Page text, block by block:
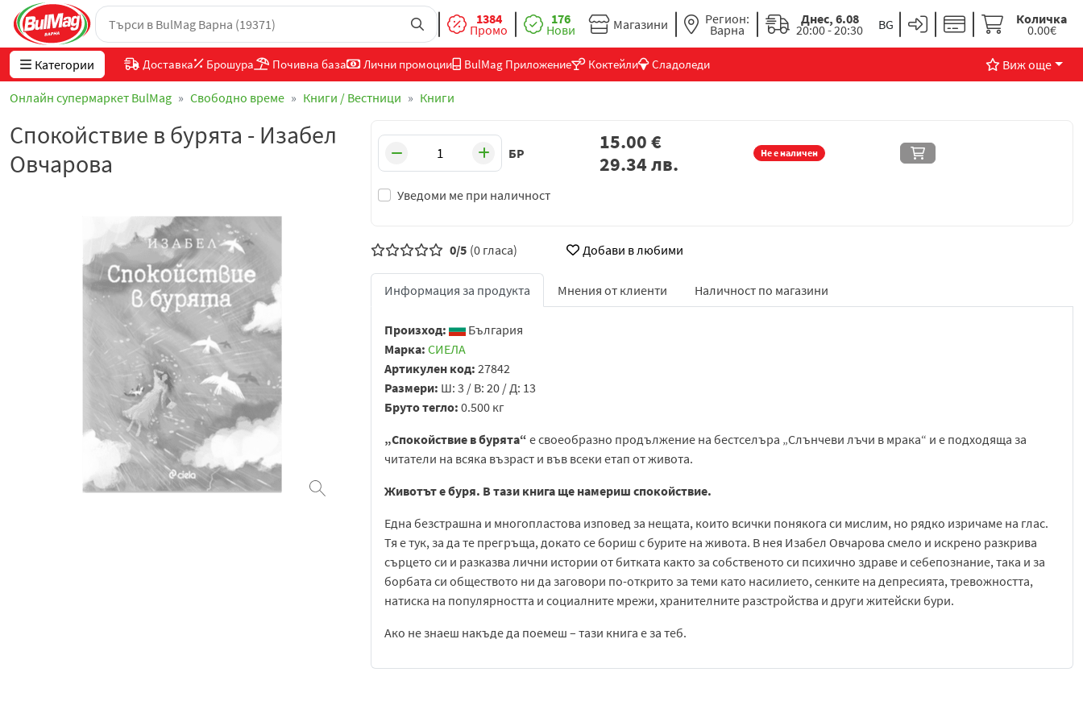
1384
Промо
176
Нови Магазини Регион:
Варна
Днес, 6.08
20:00 - 20:30
Количка
0.00€
Категории Доставка Брошура Почивна база Лични промоции BulMag Приложение Коктейли Сладоледи Виж още
Онлайн супермаркет BulMag Свободно време Книги / Вестници Книги
Спокойствие в бурята - Изабел
Овчарова
БР Не е наличен
Уведоми ме при наличност
15.00€
29.34лв.
0/5 (0 гласа) Добави в любими
Информация за продукта Мнения от клиенти Наличност по магазини
Произход:
България
Марка: СИЕЛА
Артикулен код: 27842
Размери: Ш: 3 / В: 20 / Д: 13
Бруто тегло: 0.500 кг
„Спокойствие в бурята“ е своеобразно продължение на бестселъра „Слънчеви лъчи в мрака“ и е подходяща за
читатели на всяка възраст и във всеки етап от живота.
Животът е буря. В тази книга ще намериш спокойствие.
Една безстрашна и многопластова изповед за нещата, които всички понякога си мислим, но рядко изричаме на глас.
Тя е тук, за да те прегръща, докато се бориш с бурите на живота. В нея Изабел Овчарова смело и искрено разкрива
сърцето си и разказва лични истории от битката както за собственото си психично здраве и себепознание, така и за
борбата си обществото ни да заговори по-открито за теми като насилието, сенките на депресията, тревожността,
натиска на популярността и социалните мрежи, хранителните разстройства и други житейски бури.
Ако не знаеш накъде да поемеш – тази книга е за теб.